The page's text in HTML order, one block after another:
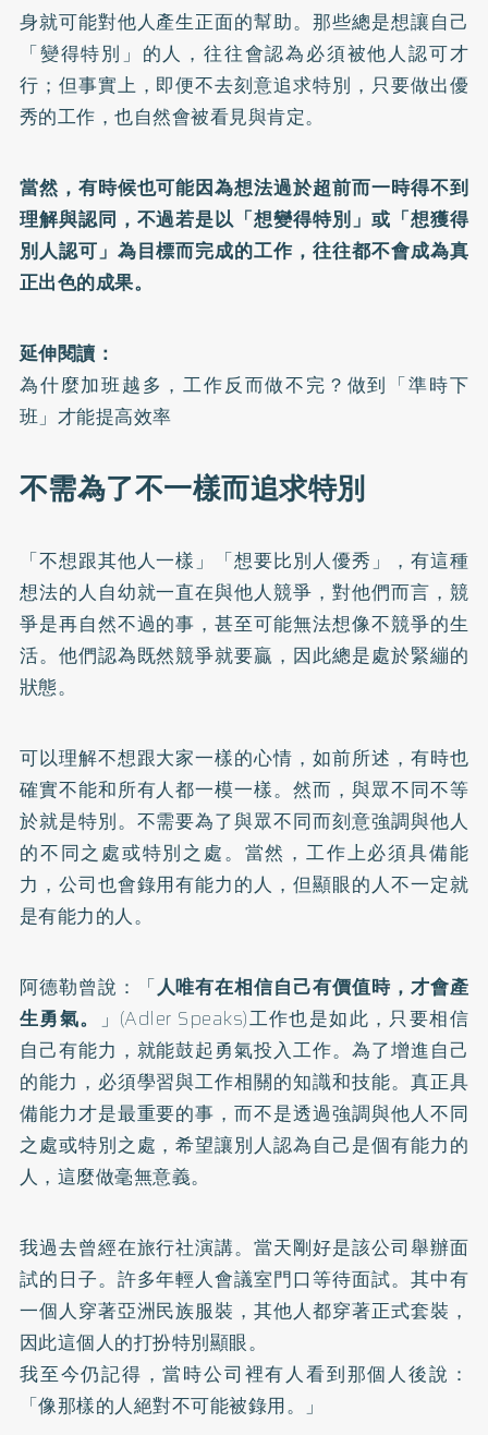
身就可能對他人產生正面的幫助。那些總是想讓自己
「變得特別」的人，往往會認為必須被他人認可才
行；但事實上，即便不去刻意追求特別，只要做出優
秀的工作，也自然會被看見與肯定。
當然，有時候也可能因為想法過於超前而一時得不到
理解與認同，不過若是以「想變得特別」或「想獲得
別人認可」為目標而完成的工作，往往都不會成為真
正出色的成果。
延伸閱讀：
為什麼加班越多，工作反而做不完？做到「準時下
班」才能提高效率
不需為了不一樣而追求特別
「不想跟其他人一樣」「想要比別人優秀」，有這種
想法的人自幼就一直在與他人競爭，對他們而言，競
爭是再自然不過的事，甚至可能無法想像不競爭的生
活。他們認為既然競爭就要贏，因此總是處於緊繃的
狀態。
可以理解不想跟大家一樣的心情，如前所述，有時也
確實不能和所有人都一模一樣。然而，與眾不同不等
於就是特別。不需要為了與眾不同而刻意強調與他人
的不同之處或特別之處。當然，工作上必須具備能
力，公司也會錄用有能力的人，但顯眼的人不一定就
是有能力的人。
阿德勒曾說：「人唯有在相信自己有價值時，才會產
生勇氣。
」(Adler Speaks)工作也是如此，只要相信
自己有能力，就能鼓起勇氣投入工作。為了增進自己
的能力，必須學習與工作相關的知識和技能。真正具
備能力才是最重要的事，而不是透過強調與他人不同
之處或特別之處，希望讓別人認為自己是個有能力的
人，這麼做毫無意義。
我過去曾經在旅行社演講。當天剛好是該公司舉辦面
試的日子。許多年輕人會議室門口等待面試。其中有
一個人穿著亞洲民族服裝，其他人都穿著正式套裝，
因此這個人的打扮特別顯眼。
我至今仍記得，當時公司裡有人看到那個人後說：
「像那樣的人絕對不可能被錄用。」